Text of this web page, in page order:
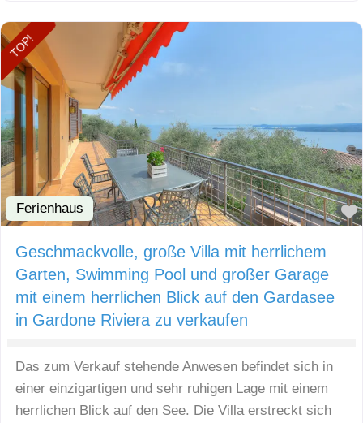
TOP!
Ferienhaus
Geschmackvolle, große Villa mit herrlichem
Garten, Swimming Pool und großer Garage
mit einem herrlichen Blick auf den Gardasee
in Gardone Riviera zu verkaufen
Das zum Verkauf stehende Anwesen befindet sich in
einer einzigartigen und sehr ruhigen Lage mit einem
herrlichen Blick auf den See. Die Villa erstreckt sich